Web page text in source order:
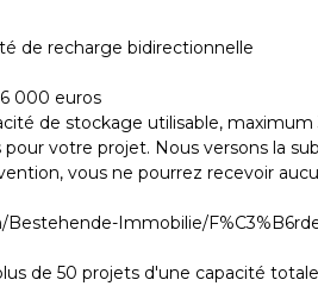
de recharge bidirectionnelle
000 euros
de stockage utilisable,
votre projet. Nous versons la
vous ne pourrez recevoir
Immobilie/
de 50 projets d'une capacité